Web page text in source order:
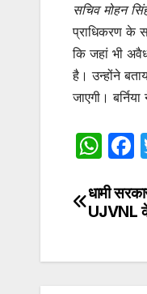
सचिव मोहन
प्राधिकरण के
कि जहां भी
है। उन्होंने
जाएगी।
W
at
s
Post
धामी
UJVNL के